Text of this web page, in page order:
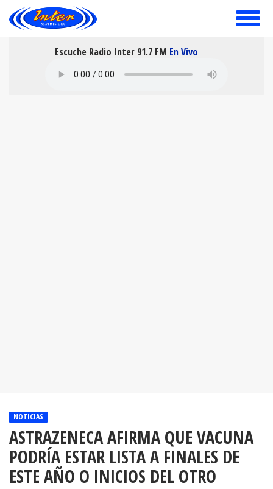
toggle
Escuche Radio Inter 91.7 FM En Vivo
NOTICIAS
ASTRAZENECA AFIRMA QUE VACUNA
PODRÍA ESTAR LISTA A FINALES DE
ESTE AÑO O INICIOS DEL OTRO